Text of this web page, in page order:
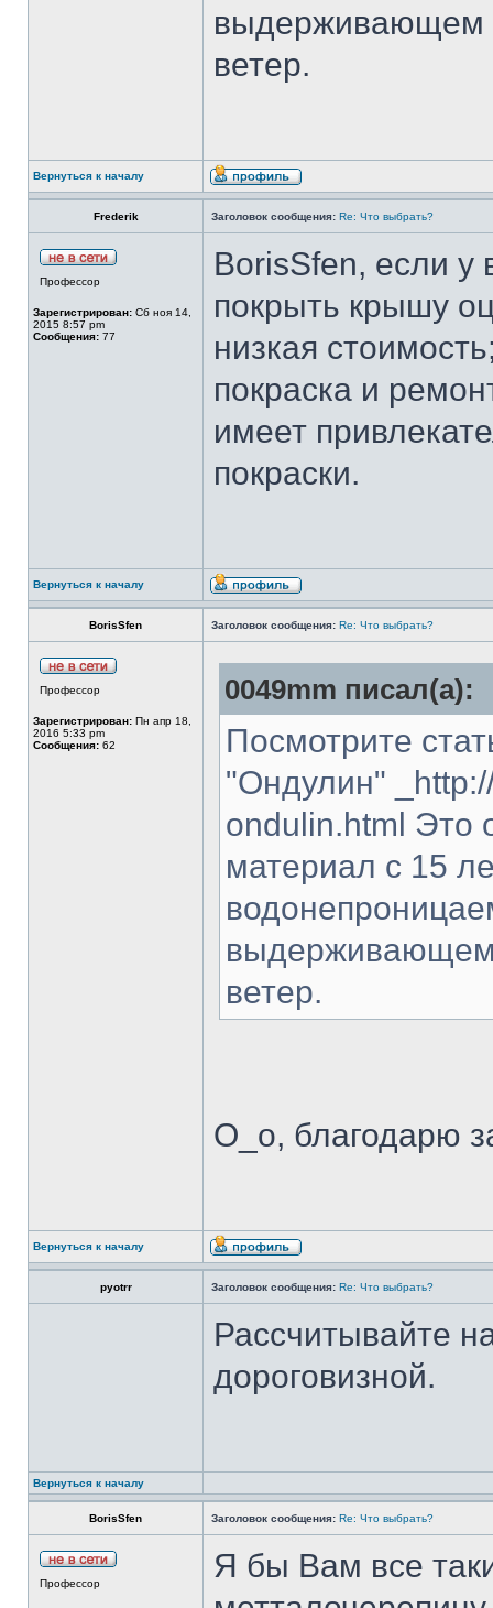
выдерживающем
ветер.
Вернуться к началу
Frederik Заголовок сообщения: Re: Что выбрать?
Профессор
Зарегистрирован: Сб ноя 14,
2015 8:57 pm
Сообщения: 77
BorisSfen, если у
покрыть крышу
низкая
покраска и
имеет
покраски.
Вернуться к началу
BorisSfen Заголовок сообщения: Re: Что выбрать?
Профессор
Зарегистрирован: Пн апр 18,
2016 5:33 pm
Сообщения: 62
0049mm писал(а):
Посмотрите
"Ондулин"
ondulin.html Это
материал с 15
выдерживающем
ветер.
О_о, благодарю
Вернуться к началу
pyotrr Заголовок сообщения: Re: Что выбрать?
Рассчитывайте
дороговизной.
Вернуться к началу
BorisSfen Заголовок сообщения: Re: Что выбрать?
Профессор
Я бы Вам все